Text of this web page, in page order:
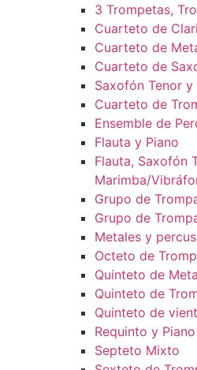
3 Trompetas,
Cuarteto de
Cuarteto de
Cuarteto de
Saxofón Tenor y
Cuarteto de
Ensemble de
Flauta y Piano
Flauta, Saxofón
Marimba/
Grupo de
Grupo de
Metales y
Octeto de
Quinteto de
Quinteto de
Quinteto de
Requinto y Piano
Septeto Mixto